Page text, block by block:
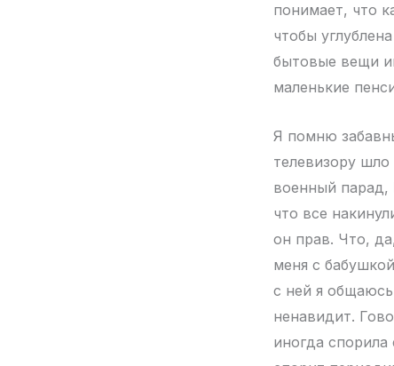
понимает, что
чтобы
бытовые вещи
маленькие
Я помню
телевизору
военный
что все
он прав. Что,
меня с
с ней я
ненавидит.
иногда